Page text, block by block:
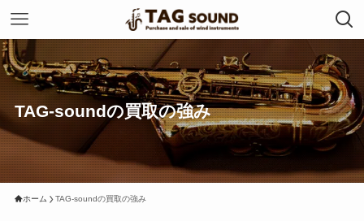
TAG-soundの買取の強み
ホーム TAG-soundの買取の強み